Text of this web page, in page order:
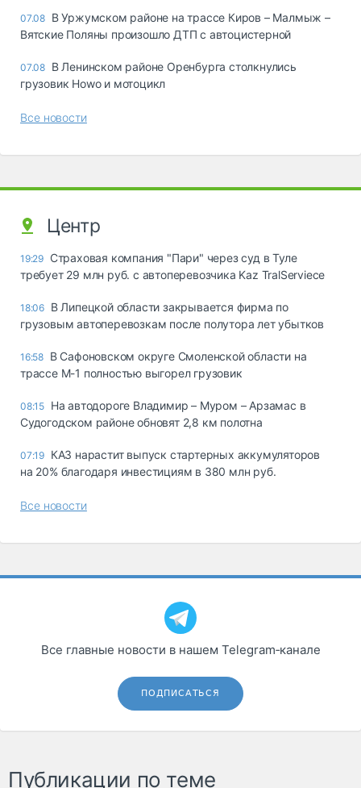
07.08 В Уржумском районе на трассе Киров – Малмыж –
Вятские Поляны произошло ДТП с автоцистерной
07.08 В Ленинском районе Оренбурга столкнулись
грузовик Howo и мотоцикл
Все новости
Центр
19:29 Страховая компания "Пари" через суд в Туле
требует 29 млн руб. с автоперевозчика Kaz TralServiece
18:06 В Липецкой области закрывается фирма по
грузовым автоперевозкам после полутора лет убытков
16:58 В Сафоновском округе Смоленской области на
трассе М-1 полностью выгорел грузовик
08:15 На автодороге Владимир – Муром – Арзамас в
Судогодском районе обновят 2,8 км полотна
07:19 КАЗ нарастит выпуск стартерных аккумуляторов
на 20% благодаря инвестициям в 380 млн руб.
Все новости
Все главные новости в нашем Telegram‑канале
ПОДПИСАТЬСЯ
Публикации по теме